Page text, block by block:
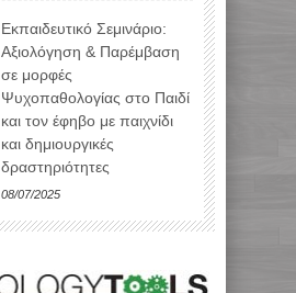
Εκπαιδευτικό Σεμινάριο:
Αξιολόγηση & Παρέμβαση
σε μορφές
Ψυχοπαθολογίας στο Παιδί
και τον έφηβο με παιχνίδι
και δημιουργικές
δραστηριότητες
08/07/2025